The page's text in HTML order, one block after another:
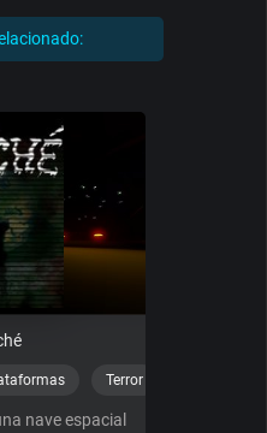
Terror
nave espacial